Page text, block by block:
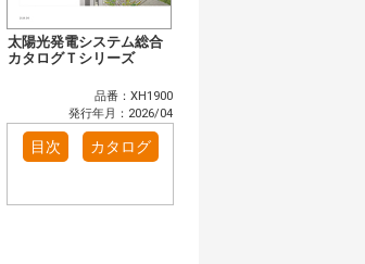
太陽光発電システム総合
カタログＴシリーズ
品番：XH1900
発行年月：2026/04
目次 カタログ